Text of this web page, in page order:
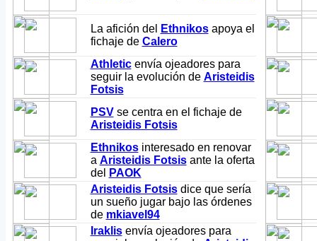
La afición del Ethnikosapoya el
fichaje de Calero
Athleticenvía ojeadores para
seguir la evolución de Aristeidis
Fotsis
PSVse centra en el fichaje de
Aristeidis Fotsis
Ethnikosinteresado en renovar
a Aristeidis Fotsisante la oferta
del
PAOK
Aristeidis Fotsisdice que sería
un sueño jugar bajo las órdenes
de mkiavel94
Iraklisenvía ojeadores para